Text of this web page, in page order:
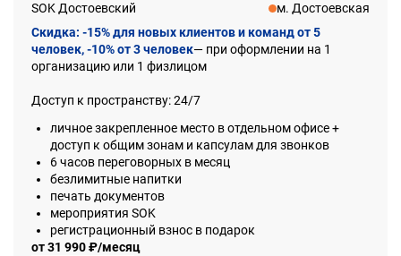
SOK Достоевский
м. Достоевская
Скидка: -15% для новых клиентов и команд от 5
человек, -10% от 3 человек— при оформлении на 1
организацию или 1 физлицом
Доступ к пространству: 24/7
личное закрепленное место в отдельном офисе +
доступ к общим зонам и капсулам для звонков
6 часов переговорных в месяц
безлимитные напитки
печать документов
мероприятия SOK
регистрационный взнос в подарок
от 31 990 ₽/месяц